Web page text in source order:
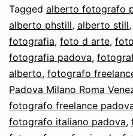
Elisa
Tes,
Tagged alberto fotografo
alberto phstill, alberto still,
fotografia, foto d arte,
fotografia padova,
alberto, fotografo
Padova Milano Roma
fotografo freelance
fotografo italiano padova,